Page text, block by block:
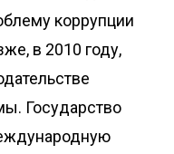
коррупции
в 2010 году,
Государство